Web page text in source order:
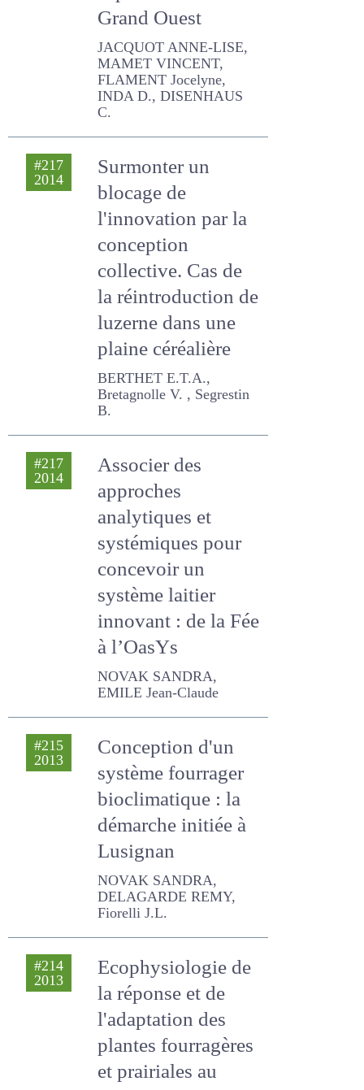
caprine dans le
Grand Ouest
JACQUOT ANNE-LISE,
MAMET VINCENT, FLAMENT
Jocelyne, INDA D.,
DISENHAUS C.
#217
2014
Surmonter un
blocage de
l'innovation par la
conception
collective. Cas de la
réintroduction de
luzerne dans une
plaine céréalière
BERTHET E.T.A., Bretagnolle
V. , Segrestin B.
#217
2014
Associer des
approches
analytiques et
systémiques pour
concevoir un
système laitier
innovant : de la Fée
à l’OasYs
NOVAK SANDRA, EMILE
Jean-Claude
#215
2013
Conception d'un
système fourrager
bioclimatique : la
démarche initiée à
Lusignan
NOVAK SANDRA,
DELAGARDE REMY, Fiorelli
J.L.
#214
2013
Ecophysiologie de
la réponse et de
l'adaptation des
plantes
fourragères et